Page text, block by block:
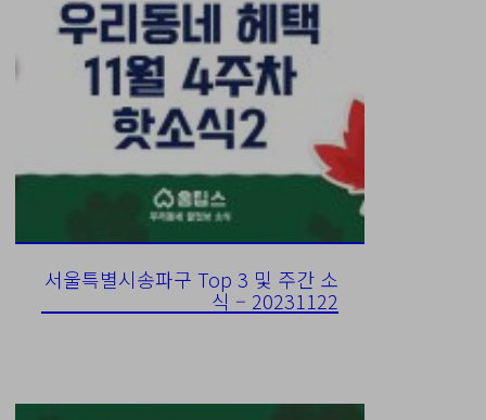
서울특별시송파구 Top 3 및 주간 소
식 – 20231122